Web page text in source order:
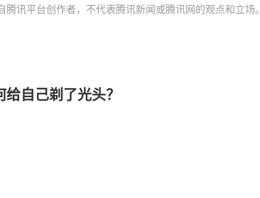
腾讯平台创作者，不代表腾讯新闻或腾讯网的观点和立场。
自己剃了光头？